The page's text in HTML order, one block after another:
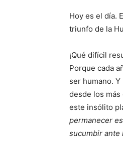
Hoy es el día.
triunfo de la
¡Qué difícil
Porque cada
ser humano.
desde los
este insólito
permanecer
sucumbir ante